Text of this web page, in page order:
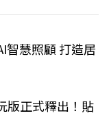
智慧照顧 打造居
版正式釋出！貼